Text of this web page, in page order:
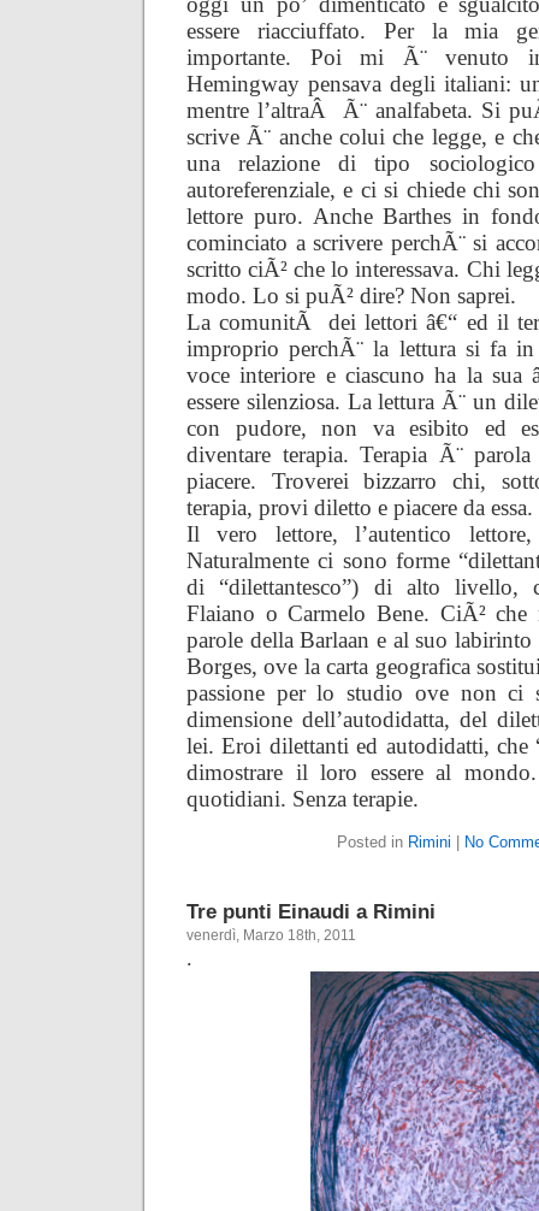
essere riacciuffato. Per la mia
importante. Poi mi Ã¨ venuto
Hemingway pensava degli italiani:
mentre l’altraÂ Ã¨ analfabeta. Si
scrive Ã¨ anche colui che legge, e
una relazione di tipo
autoreferenziale, e ci si chiede chi
lettore puro. Anche Barthes in
cominciato a scrivere perchÃ¨ si
scritto ciÃ² che lo interessava. Chi
modo. Lo si puÃ² dire? Non saprei.
La comunitÃ dei lettori â€“ ed il
improprio perchÃ¨ la lettura si fa
voce interiore e ciascuno ha la sua
essere silenziosa. La lettura Ã¨ un
con pudore, non va esibito ed
diventare terapia. Terapia Ã¨
piacere. Troverei bizzarro chi,
terapia, provi diletto e piacere da essa.
Il vero lettore, l’autentico
Naturalmente ci sono forme
di “dilettantesco”) di alto livello,
Flaiano o Carmelo Bene. CiÃ² che
parole della Barlaan e al suo
Borges, ove la carta geografica
passione per lo studio ove non ci
dimensione dell’autodidatta, del
lei. Eroi dilettanti ed autodidatti, che
dimostrare il loro essere al
quotidiani. Senza terapie.
Posted in Rimini No
Tre punti Einaudi a Rimini
venerdì, Marzo 18th, 2011
.